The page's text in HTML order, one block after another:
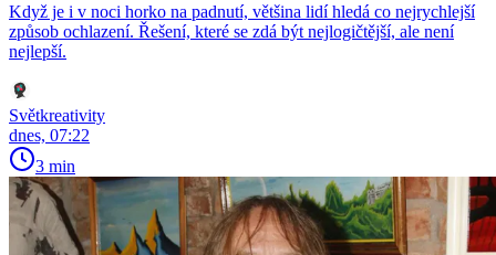
Když je i v noci horko na padnutí, většina lidí hledá co nejrychlejší
způsob ochlazení. Řešení, které se zdá být nejlogičtější, ale není
nejlepší.
Světkreativity
dnes, 07:22
3 min